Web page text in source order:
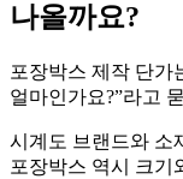
나올까요?
포장박스 제작 단가
얼마인가요?”라고
시계도 브랜드와 소
포장박스 역시 크기